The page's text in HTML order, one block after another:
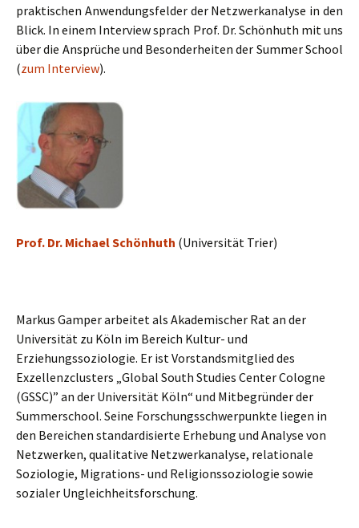
praktischen Anwendungsfelder der Netzwerkanalyse in den
Blick. In einem Interview sprach Prof. Dr. Schön­hu­th mit uns
über die An­sprü­che und Be­son­der­hei­ten der Summer School
(zum In­ter­view).
Prof. Dr. Michael Schönhuth (Universität Trier)
Markus Gamper arbeitet als Akademischer Rat an der
Universität zu Köln im Bereich Kultur- und
Erziehungssoziologie. Er ist Vorstandsmitglied des
Exzellenzclusters „Global South Studies Center Cologne
(GSSC)” an der Universität Köln“ und Mitbegründer der
Summerschool. Seine Forschungsschwerpunkte liegen in
den Bereichen standardisierte Erhebung und Analyse von
Netzwerken, qualitative Netzwerkanalyse, relationale
Soziologie, Migrations- und Religionssoziologie sowie
sozialer Ungleichheitsforschung.